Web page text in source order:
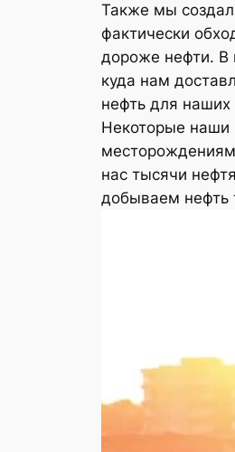
Также мы
фактически
дороже нефти. В
куда нам
нефть для
Некоторые наши
нас тысячи
добываем нефть